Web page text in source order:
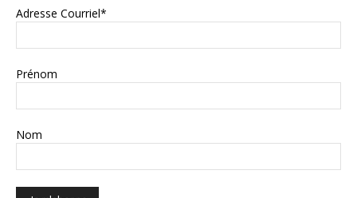
Adresse Courriel*
Prénom
Nom